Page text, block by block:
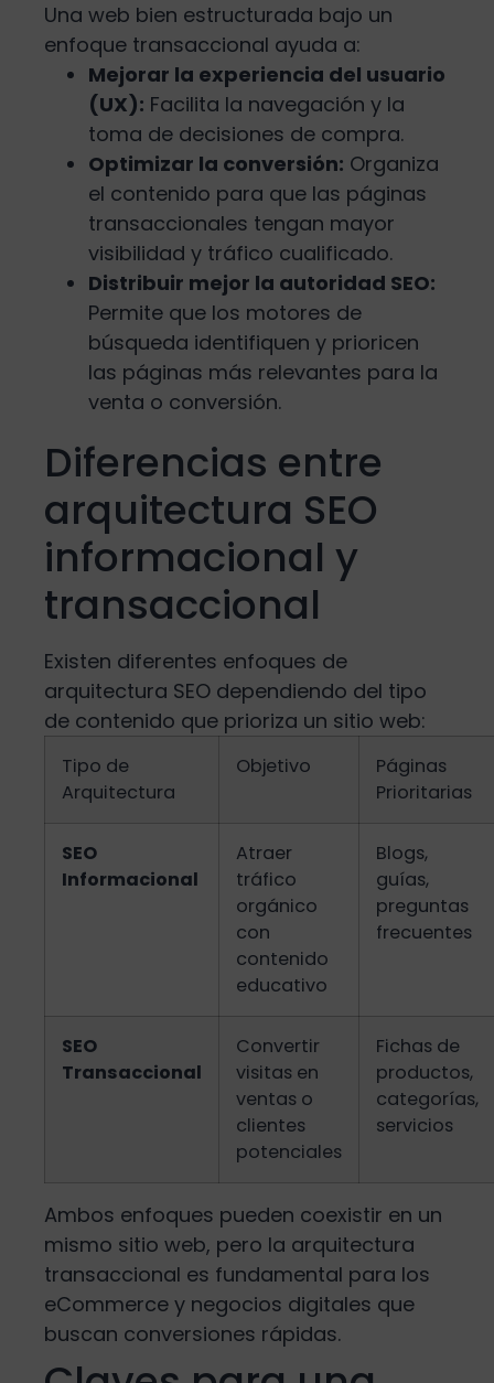
Una web bien estructurada bajo un
enfoque transaccional ayuda a:
Mejorar la experiencia del usuario
(UX): Facilita la navegación y la
toma de decisiones de compra.
Optimizar la conversión: Organiza
el contenido para que las páginas
transaccionales tengan mayor
visibilidad y tráfico cualificado.
Distribuir mejor la autoridad SEO:
Permite que los motores de
búsqueda identifiquen y prioricen
las páginas más relevantes para la
venta o conversión.
Diferencias entre
arquitectura SEO
informacional y
transaccional
Existen diferentes enfoques de
arquitectura SEO dependiendo del tipo
de contenido que prioriza un sitio web:
Tipo de
Arquitectura
Objetivo
Páginas
Prioritarias
SEO
Informacional
Atraer
tráfico
orgánico
con
contenido
educativo
Blogs,
guías,
preguntas
frecuentes
SEO
Transaccional
Convertir
visitas en
ventas o
clientes
potenciales
Fichas de
productos,
categorías,
servicios
Ambos enfoques pueden coexistir en un
mismo sitio web, pero la arquitectura
transaccional es fundamental para los
eCommerce y negocios digitales que
buscan conversiones rápidas.